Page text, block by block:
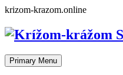
Skip
content
krizom-krazom.online
Primary Menu